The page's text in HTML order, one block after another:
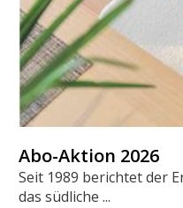
Abo-Aktion 2026
Seit 1989 berichtet der
das südliche ...